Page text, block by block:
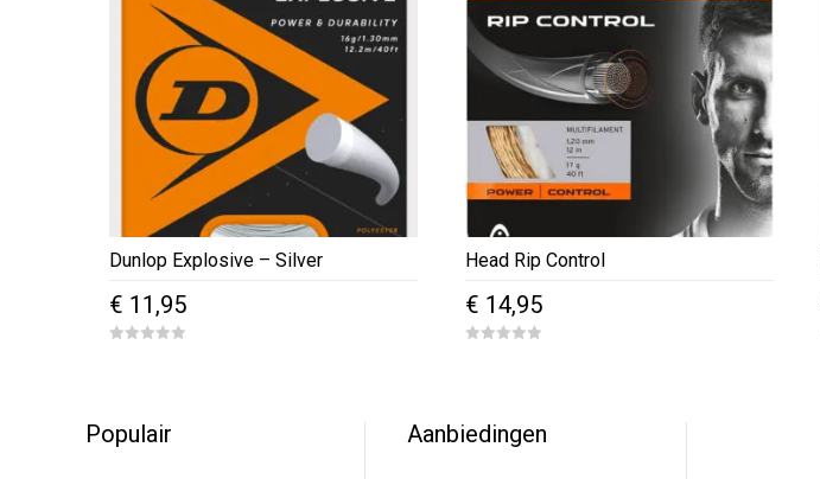
Dunlop Explosive – Silver
€ 11,95
5
Head Rip Control
€ 14,95
5
Populair Aanbiedingen